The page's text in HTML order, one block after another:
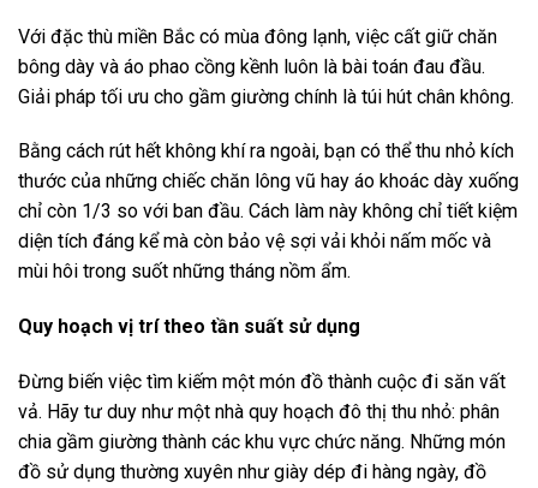
Với đặc thù miền Bắc có mùa đông lạnh, việc cất giữ chăn
bông dày và áo phao cồng kềnh luôn là bài toán đau đầu.
Giải pháp tối ưu cho gầm giường chính là túi hút chân không.
Bằng cách rút hết không khí ra ngoài, bạn có thể thu nhỏ kích
thước của những chiếc chăn lông vũ hay áo khoác dày xuống
chỉ còn 1/3 so với ban đầu. Cách làm này không chỉ tiết kiệm
diện tích đáng kể mà còn bảo vệ sợi vải khỏi nấm mốc và
mùi hôi trong suốt những tháng nồm ẩm.
Quy hoạch vị trí theo tần suất sử dụng
Đừng biến việc tìm kiếm một món đồ thành cuộc đi săn vất
vả. Hãy tư duy như một nhà quy hoạch đô thị thu nhỏ: phân
chia gầm giường thành các khu vực chức năng. Những món
đồ sử dụng thường xuyên như giày dép đi hàng ngày, đồ